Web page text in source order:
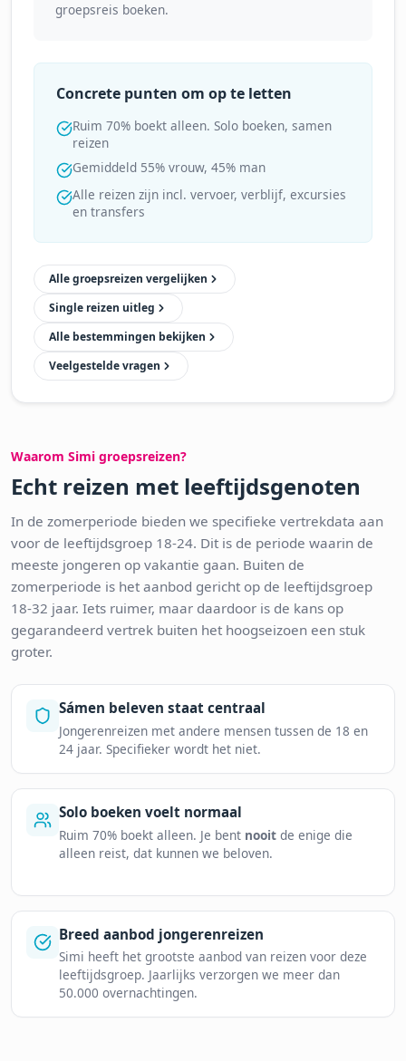
groepsreis boeken.
Concrete punten om op te letten
Ruim 70% boekt alleen. Solo boeken, samen
reizen
Gemiddeld 55% vrouw, 45% man
Alle reizen zijn incl. vervoer, verblijf, excursies
en transfers
Alle groepsreizen vergelijken
Single reizen uitleg
Alle bestemmingen bekijken
Veelgestelde vragen
Waarom Simi groepsreizen?
Echt reizen met leeftijdsgenoten
In de zomerperiode bieden we specifieke vertrekdata aan
voor de leeftijdsgroep 18-24. Dit is de periode waarin de
meeste jongeren op vakantie gaan. Buiten de
zomerperiode is het aanbod gericht op de leeftijdsgroep
18-32 jaar. Iets ruimer, maar daardoor is de kans op
gegarandeerd vertrek buiten het hoogseizoen een stuk
groter.
Sámen beleven staat centraal
Jongerenreizen met andere mensen tussen de 18 en
24 jaar. Specifieker wordt het niet.
Solo boeken voelt normaal
Ruim 70% boekt alleen. Je bent nooit de enige die
alleen reist, dat kunnen we beloven.
Breed aanbod jongerenreizen
Simi heeft het grootste aanbod van reizen voor deze
leeftijdsgroep. Jaarlijks verzorgen we meer dan
50.000 overnachtingen.